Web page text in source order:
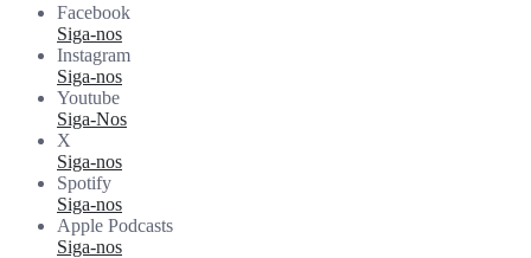
Facebook
Siga-nos
Instagram
Siga-nos
Youtube
Siga-Nos
X
Siga-nos
Spotify
Siga-nos
Apple Podcasts
Siga-nos